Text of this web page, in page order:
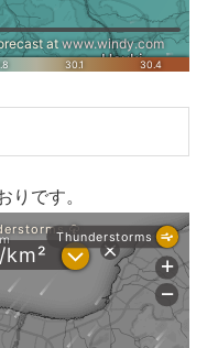
りです。